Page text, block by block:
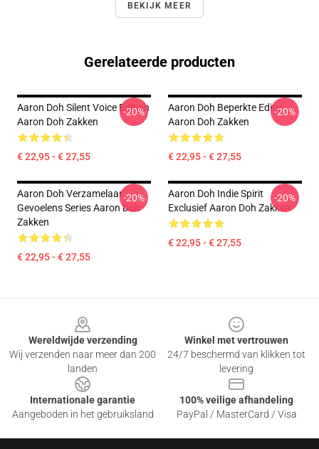
BEKIJK MEER
Gerelateerde producten
Aaron Doh Silent Voice Edition
Aaron Doh Zakken
€ 22,95 - € 27,55
-20%
Aaron Doh Beperkte Editie
Aaron Doh Zakken
€ 22,95 - € 27,55
-20%
Aaron Doh Verzamelaar
Gevoelens Series Aaron Doh
Zakken
€ 22,95 - € 27,55
-20%
Aaron Doh Indie Spirit
Exclusief Aaron Doh Zakken
€ 22,95 - € 27,55
-20%
Wereldwijde verzending
Wij verzenden naar meer dan 200
landen
Winkel met vertrouwen
24/7 beschermd van klikken tot
levering
Internationale garantie
Aangeboden in het gebruiksland
100% veilige afhandeling
PayPal / MasterCard / Visa